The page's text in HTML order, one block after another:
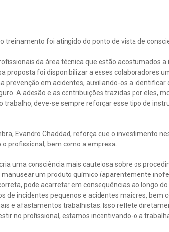
treinamento foi atingido do ponto de vista de
da área técnica que estão acostumados a
proposta foi disponibilizar a esses colaboradores
prevenção em acidentes, auxiliando-os a identificar
A adesão e as contribuições trazidas por eles,
deve-se sempre reforçar esse tipo de
Evandro Chaddad, reforça que o investimento
profissional, bem como a empresa.
uma consciência mais cautelosa sobre os
um produto químico (aparentemente
pode acarretar em consequências ao longo
de incidentes pequenos e acidentes maiores, bem
e afastamentos trabalhistas. Isso reflete
no profissional, estamos incentivando-o a